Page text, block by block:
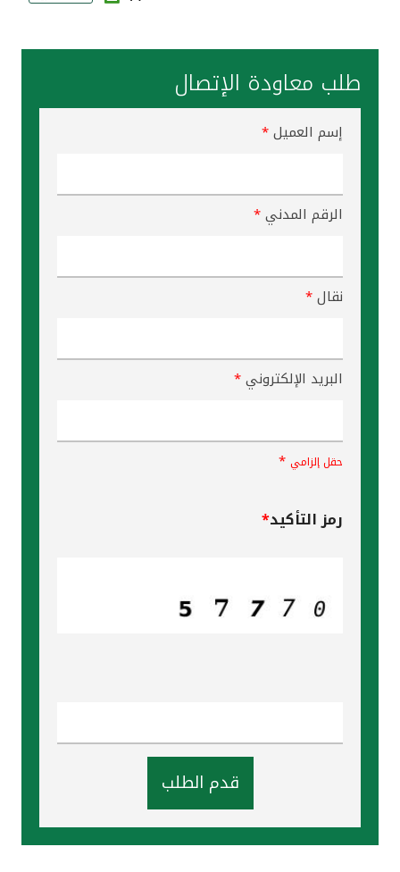
ألمانيا
تركيا
المملكة المتحدة
طلب معاودة الإتصال
إسم العميل*
الرقم المدني*
نقال*
البريد الإلكتروني*
حقل إلزامي *
رمز التأكيد*
قدم الطلب